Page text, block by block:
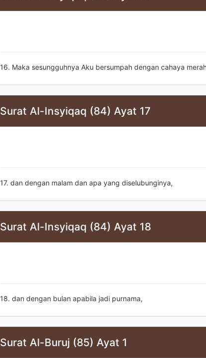
16. Maka sesungguhnya Aku bersumpah dengan cahaya
Surat Al-Insyiqaq (84) Ayat 17
17. dan dengan malam dan apa yang diselubunginya,
Surat Al-Insyiqaq (84) Ayat 18
18. dan dengan bulan apabila jadi purnama,
Surat Al-Buruj (85) Ayat 1